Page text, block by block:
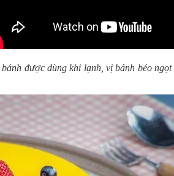
bánh được dùng khi lạnh, vị bánh béo